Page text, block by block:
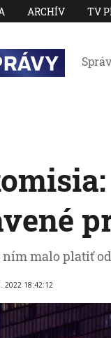
ARCHÍV TV
malo platiť od
2022 18:42:12